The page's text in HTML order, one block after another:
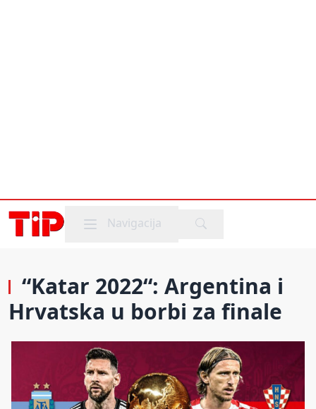
Mobile menu
Navigacija
“Katar 2022“: Argentina i
Hrvatska u borbi za finale